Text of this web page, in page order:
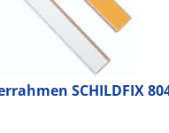
SCHILDFIX